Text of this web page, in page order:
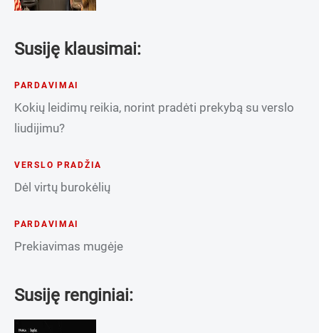
Susiję klausimai:
PARDAVIMAI
Kokių leidimų reikia, norint pradėti prekybą su verslo
liudijimu?
VERSLO PRADŽIA
Dėl virtų burokėlių
PARDAVIMAI
Prekiavimas mugėje
Susiję renginiai: